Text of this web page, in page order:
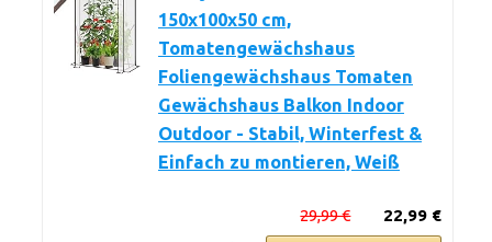
150x100x50 cm,
Tomatengewächshaus
Foliengewächshaus Tomaten
Gewächshaus Balkon Indoor
Outdoor - Stabil, Winterfest &
Einfach zu montieren, Weiß
22,99 €
29,99 €